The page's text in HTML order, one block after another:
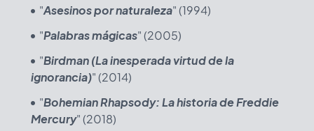
"Asesinos por naturaleza" (1994)
"Palabras mágicas" (2005)
"Birdman (La inesperada virtud de la
ignorancia)" (2014)
"Bohemian Rhapsody: La historia de Freddie
Mercury" (2018)